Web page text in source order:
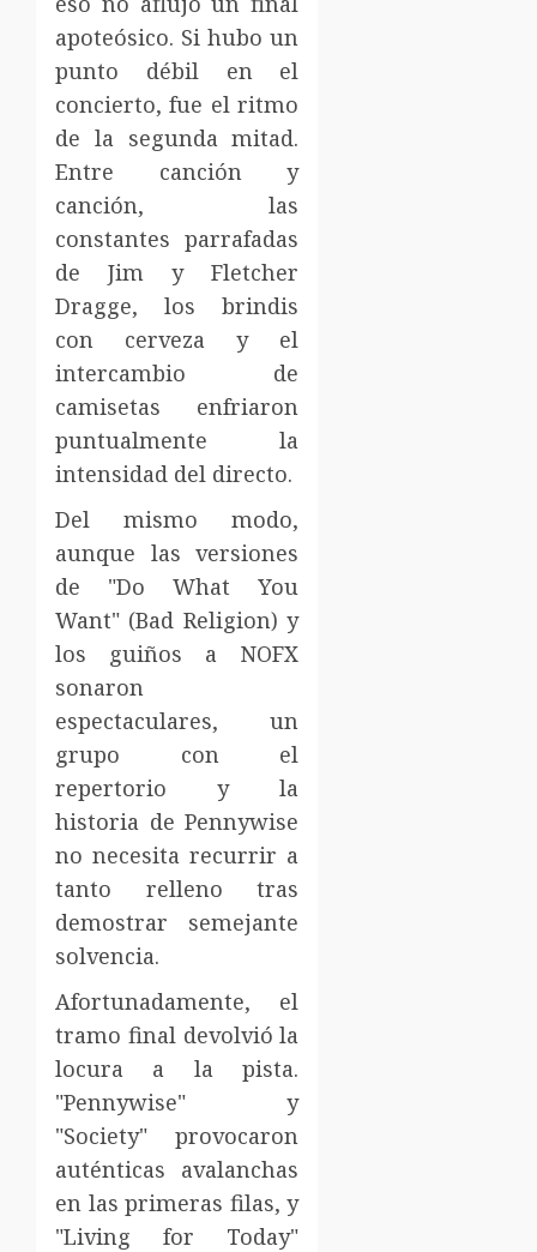
apoteósico. Si hubo un
punto débil en el
concierto, fue el ritmo
de la segunda mitad.
Entre canción y
canción, las
constantes parrafadas
de Jim y Fletcher
Dragge, los brindis
con cerveza y el
intercambio de
camisetas enfriaron
puntualmente la
intensidad del directo.
Del mismo modo,
aunque las versiones
de "Do What You
Want" (Bad Religion) y
los guiños a NOFX
sonaron
espectaculares, un
grupo con el
repertorio y la
historia de Pennywise
no necesita recurrir a
tanto relleno tras
demostrar semejante
solvencia.
Afortunadamente, el
tramo final devolvió la
locura a la pista.
"Pennywise" y
"Society" provocaron
auténticas avalanchas
en las primeras filas, y
"Living for Today"